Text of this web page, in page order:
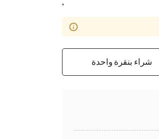
شراء بنقرة واحدة